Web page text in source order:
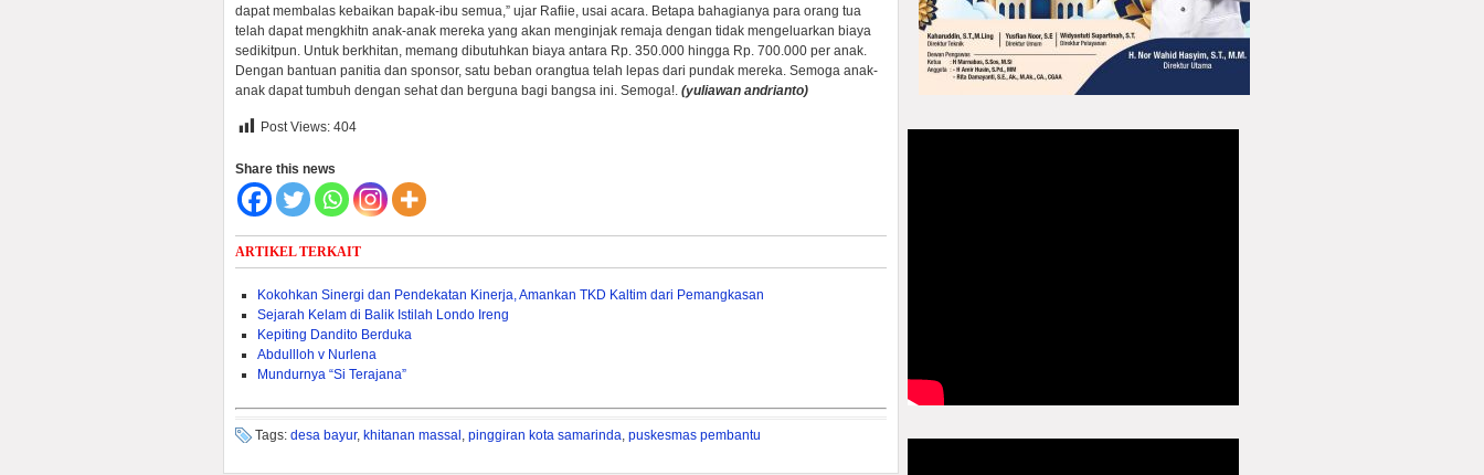
dapat membalas kebaikan bapak-ibu semua,” ujar Rafiie, usai acara. Betapa bahagianya para orang tua
telah dapat mengkhitn anak-anak mereka yang akan menginjak remaja dengan tidak mengeluarkan biaya
sedikitpun. Untuk berkhitan, memang dibutuhkan biaya antara Rp. 350.000 hingga Rp. 700.000 per anak.
Dengan bantuan panitia dan sponsor, satu beban orangtua telah lepas dari pundak mereka. Semoga anak-
anak dapat tumbuh dengan sehat dan berguna bagi bangsa ini. Semoga!. (yuliawan andrianto)
Post Views: 404
Share this news
ARTIKEL TERKAIT
Kokohkan Sinergi dan Pendekatan Kinerja, Amankan TKD Kaltim dari Pemangkasan
Sejarah Kelam di Balik Istilah Londo Ireng
Kepiting Dandito Berduka
Abdullloh v Nurlena
Mundurnya “Si Terajana”
Tags: desa bayur, khitanan massal , pinggiran kota samarinda, puskesmas pembantu